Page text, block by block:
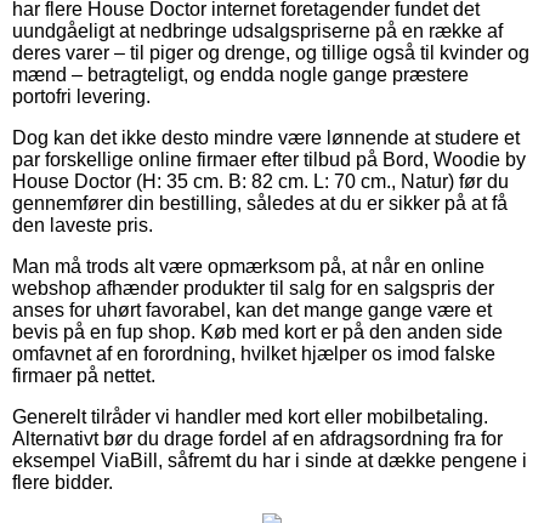
har flere House Doctor internet foretagender fundet det
uundgåeligt at nedbringe udsalgspriserne på en række af
deres varer – til piger og drenge, og tillige også til kvinder og
mænd – betragteligt, og endda nogle gange præstere
portofri levering.
Dog kan det ikke desto mindre være lønnende at studere et
par forskellige online firmaer efter tilbud på Bord, Woodie by
House Doctor (H: 35 cm. B: 82 cm. L: 70 cm., Natur) før du
gennemfører din bestilling, således at du er sikker på at få
den laveste pris.
Man må trods alt være opmærksom på, at når en online
webshop afhænder produkter til salg for en salgspris der
anses for uhørt favorabel, kan det mange gange være et
bevis på en fup shop. Køb med kort er på den anden side
omfavnet af en forordning, hvilket hjælper os imod falske
firmaer på nettet.
Generelt tilråder vi handler med kort eller mobilbetaling.
Alternativt bør du drage fordel af en afdragsordning fra for
eksempel ViaBill, såfremt du har i sinde at dække pengene i
flere bidder.